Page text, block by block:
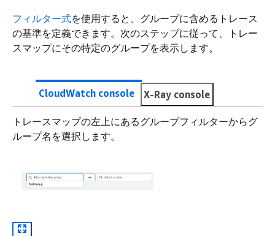
フィルター式を使用すると、グループに含めるトレース
の基準を定義できます。次のステップに従って、トレー
スマップにその特定のグループを表示します。
CloudWatch console X-Ray console
トレースマップの左上にあるグループフィルターからグ
ループ名を選択します。